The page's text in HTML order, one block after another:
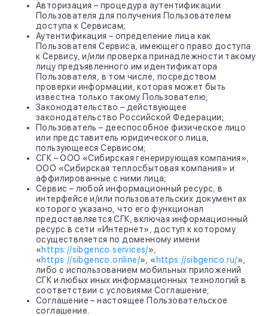
Авторизация – процедура аутентификации
Пользователя для получения Пользователем
доступа к Сервисам;
Аутентификация – определение лица как
Пользователя Сервиса, имеющего право доступа
к Сервису, и/или проверка принадлежности такому
лицу предъявленного им идентификатора
Пользователя, в том числе, посредством
проверки информации, которая может быть
известна только такому Пользователю;
Законодательство – действующее
законодательство Российской Федерации;
Пользователь – дееспособное физическое лицо
или представитель юридического лица,
пользующееся Сервисом;
СГК – ООО «Сибирская генерирующая компания»,
ООО «Сибирская теплосбытовая компания» и
аффилированные с ними лица;
Сервис – любой информационный ресурс, в
интерфейсе и/или пользовательских документах
которого указано, что его функционал
предоставляется СГК, включая информационный
ресурс в сети «Интернет», доступ к которому
осуществляется по доменному имени
«https://sibgenco.services/»,
«https://sibgenco.online/», « https://sibgenco.ru/»,
либо с использованием мобильных приложений
СГК и любых иных информационных технологий в
соответствии с условиями Соглашение;
Соглашение – настоящее Пользовательское
соглашение.